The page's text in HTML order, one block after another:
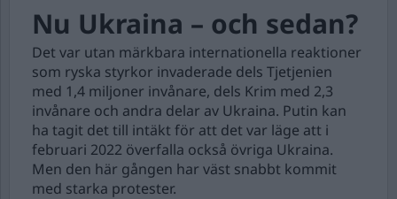
Nu Ukraina – och sedan?
Det var utan märkbara internationella reaktioner
som ryska styrkor invaderade dels Tjetjenien
med 1,4 miljoner invånare, dels Krim med 2,3
invånare och andra delar av Ukraina. Putin kan
ha tagit det till intäkt för att det var läge att i
februari 2022 överfalla också övriga Ukraina.
Men den här gången har väst snabbt kommit
med starka protester.